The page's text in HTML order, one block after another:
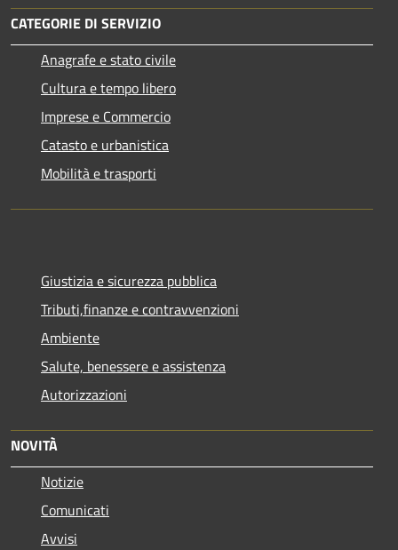
CATEGORIE DI SERVIZIO
Anagrafe e stato civile
Cultura e tempo libero
Imprese e Commercio
Catasto e urbanistica
Mobilità e trasporti
Giustizia e sicurezza pubblica
Tributi,finanze e contravvenzioni
Ambiente
Salute, benessere e assistenza
Autorizzazioni
NOVITÀ
Notizie
Comunicati
Avvisi